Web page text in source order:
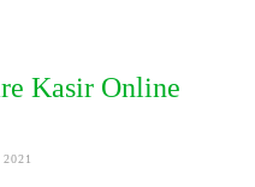
Kasir Online